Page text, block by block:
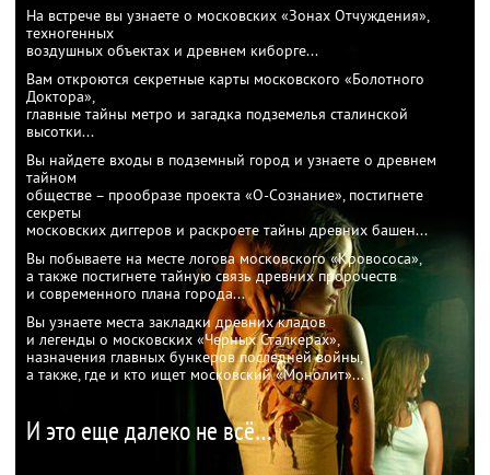
На встрече вы узнаете о московских «Зонах Отчуждения»,
техногенных
воздушных объектах и древнем киборге...
Вам откроются секретные карты московского «Болотного
Доктора»,
главные тайны метро и загадка подземелья сталинской
высотки...
Вы найдете входы в подземный город и узнаете о древнем
тайном
обществе – прообразе проекта «О-Сознание», постигнете
секреты
московских диггеров и раскроете тайны древних башен...
Вы побываете на месте логова московского «Кровососа»,
а также постигнете тайную связь древних пророчеств
и современного плана города...
Вы узнаете места закладки древних кладов
и легенды о московских «Черных Сталкерах»,
назначения главных бункеров последней войны,
а также, где и кто ищет московский «Монолит»...
И это еще далеко не всё…